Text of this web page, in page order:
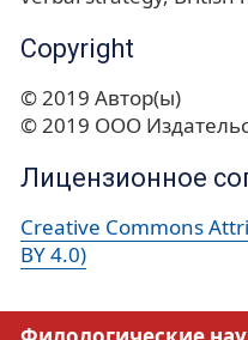
Copyright
© 2019 Автор(ы)
© 2019 ООО
Лицензионное
Creative Commons
BY 4.0)